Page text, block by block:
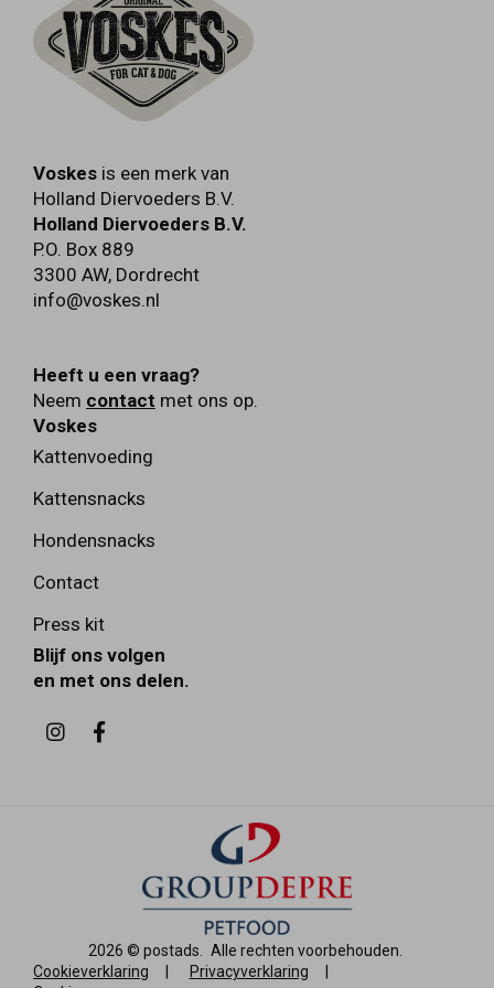
toegestane antioxidanten en kleurstoffen.
Voskes is een merk van
Holland Diervoeders B.V.
Holland Diervoeders B.V.
P.O. Box 889
3300 AW, Dordrecht
info@voskes.nl
Heeft u een vraag?
Neem contact met ons op.
Voskes
Kattenvoeding
Kattensnacks
Hondensnacks
Contact
Press kit
Blijf ons volgen
en met ons delen.
2026 © postads
Alle rechten voorbehouden.
Cookieverklaring
Privacyverklaring